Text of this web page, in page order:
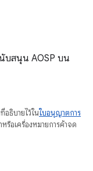
บสนุน AOSP บน
อธิบายไว้ในใบอนุญาตการ
รือเครื่องหมายการค้าจด